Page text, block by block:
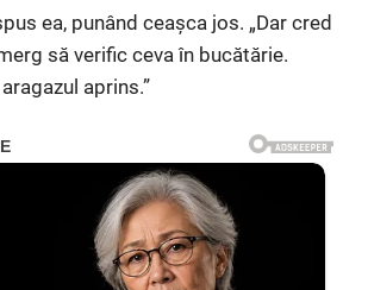
ea, punând ceașca jos. „Dar cred
să verific ceva în bucătărie.
aprins.”